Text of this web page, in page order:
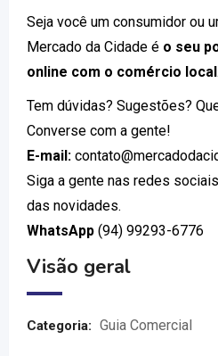
Seja você um consumidor ou
Mercado da Cidade é o seu
online com o comércio local.
Tem dúvidas? Sugestões?
Converse com a gente!
E-mail:
Siga a gente nas redes
das novidades.
WhatsApp (94) 99293-6776
Visão geral
Categoria: Guia Comercial